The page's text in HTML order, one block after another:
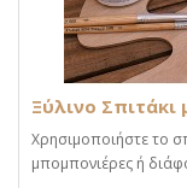
Ξύλινο Σπιτάκι
Χρησιμοποιήστε το
μπομπονιέρες ή